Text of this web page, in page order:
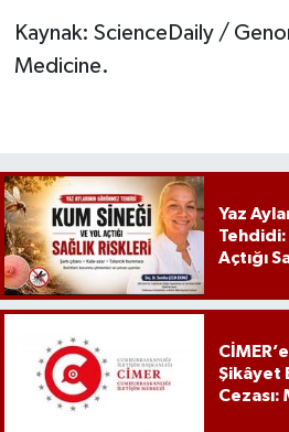
Kaynak: ScienceDaily /
Medicine.
Yaz
Tehdidi:
Açtığı
Şikâyet
Cezası: